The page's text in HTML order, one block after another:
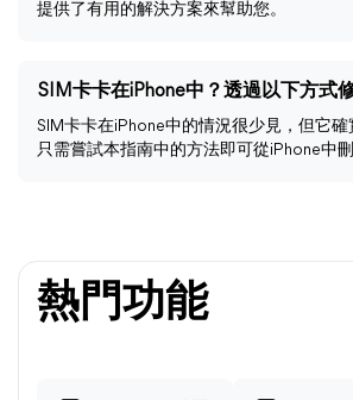
提供了有用的解決方案來幫助您。
SIM卡卡在iPhone中？透過以下方式
SIM卡卡在iPhone中的情況很少見，但它確
只需嘗試本指南中的方法即可從iPhone中刪
熱門功能